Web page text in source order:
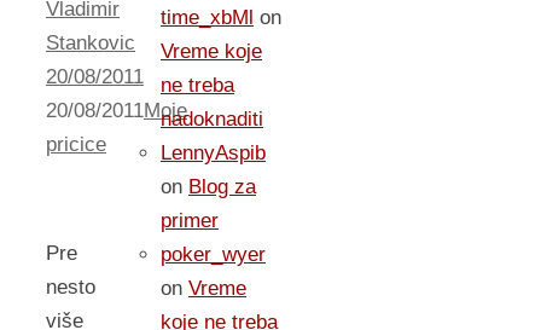
Vladimir
Stankovic
20/08/2011
20/08/2011Moje
pricice
Pre
nesto
više
time_xbMl on
Vreme koje
ne treba
nadoknaditi
LennyAspib
on Blog za
primer
poker_wyer
on Vreme
koje ne treba